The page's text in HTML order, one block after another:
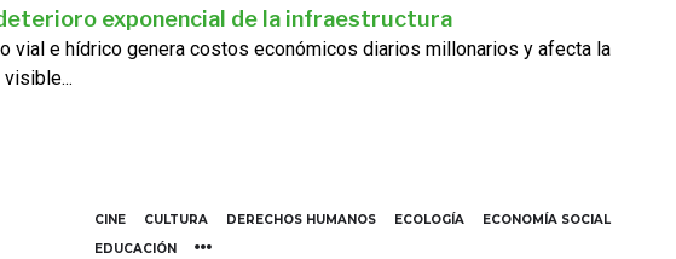
exponencial de la infraestructura
vial e hídrico genera costos económicos diarios millonarios y afecta la
CINE CULTURA DERECHOS HUMANOS ECOLOGÍA
ECONOMÍA SOCIAL
EDUCACIÓN